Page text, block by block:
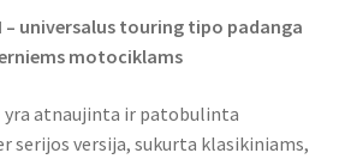
– universalus touring tipo padanga
motociklams
yra atnaujinta ir patobulinta
serijos versija, sukurta klasikiniams,